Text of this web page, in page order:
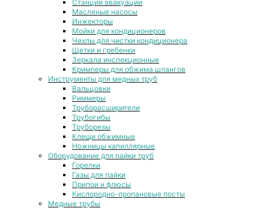
Станции эвакуации
Масляные насосы
Инжекторы
Мойки для кондиционеров
Чехлы для чистки кондиционера
Щетки и гребенки
Зеркала инспекционные
Кримперы для обжима шлангов
Инструменты для медных труб
Вальцовки
Риммеры
Труборасширители
Трубогибы
Труборезы
Клещи обжимные
Ножницы капиллярные
Оборудование для пайки труб
Горелки
Газы для пайки
Припои и флюсы
Кислородно-пропановые посты
Медные трубы